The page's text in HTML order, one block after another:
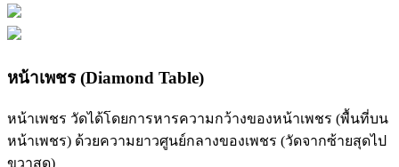
หน้าเพชร (Diamond Table)
หน้าเพชร วัดได้โดยการหารความกว้างของหน้าเพชร (พื้นที่บน
หน้าเพชร) ด้วยความยาวศูนย์กลางของเพชร (วัดจากซ้ายสุดไป
ขวาสุด)